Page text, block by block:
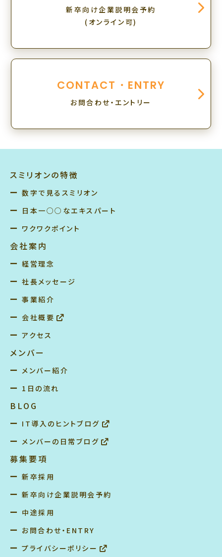
新卒向け企業説明会予約
(オンライン可)
CONTACT・ENTRY
お問合わせ・エントリー
スミリオンの特徴
数字で見るスミリオン
日本一○○なエキスパート
ワクワクポイント
会社案内
経営理念
社長メッセージ
事業紹介
会社概要
アクセス
メンバー
メンバー紹介
1日の流れ
BLOG
IT導入のヒントブログ
メンバーの日常ブログ
募集要項
新卒採用
新卒向け企業説明会予約
中途採用
お問合わせ・ENTRY
プライバシーポリシー